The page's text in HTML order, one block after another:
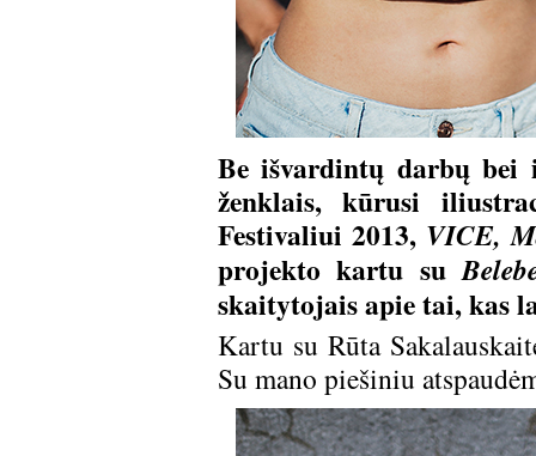
Be išvardintų darbų
ženklais, kūrusi
Festivaliui 2013, VICE,
projekto kartu su
skaitytojais apie tai, kas
Kartu su Rūta
Su mano piešiniu